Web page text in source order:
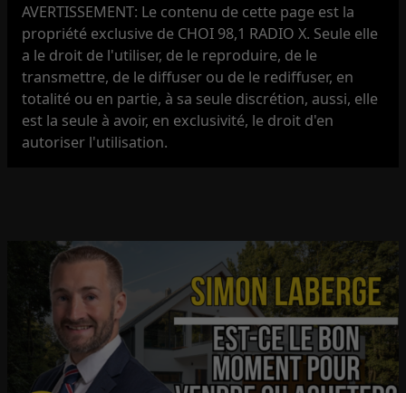
AVERTISSEMENT: Le contenu de cette page est la
propriété exclusive de CHOI 98,1 RADIO X. Seule elle
a le droit de l'utiliser, de le reproduire, de le
transmettre, de le diffuser ou de le rediffuser, en
totalité ou en partie, à sa seule discrétion, aussi, elle
est la seule à avoir, en exclusivité, le droit d'en
autoriser l'utilisation.